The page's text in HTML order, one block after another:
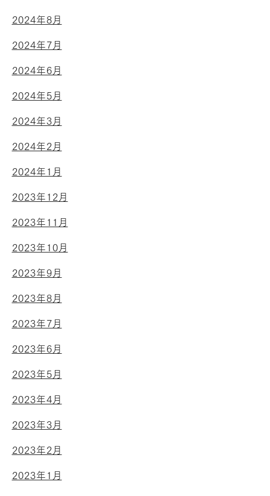
2024年8月
2024年7月
2024年6月
2024年5月
2024年3月
2024年2月
2024年1月
2023年12月
2023年11月
2023年10月
2023年9月
2023年8月
2023年7月
2023年6月
2023年5月
2023年4月
2023年3月
2023年2月
2023年1月